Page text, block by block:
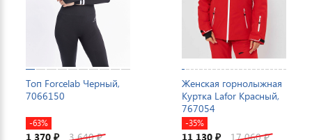
Топ Forcelab Черный,
7066150
-63%
1 370 ₽ 3 640₽
Женская горнолыжная
Куртка Lafor Красный,
767054
-35%
11 130 ₽ 17 060₽